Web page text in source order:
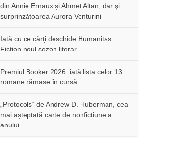
din Annie Ernaux și Ahmet Altan, dar şi
surprinzătoarea Aurora Venturini
Iată cu ce cărţi deschide Humanitas
Fiction noul sezon literar
Premiul Booker 2026: iată lista celor 13
romane rămase în cursă
„Protocols“ de Andrew D. Huberman, cea
mai așteptată carte de nonficțiune a
anului